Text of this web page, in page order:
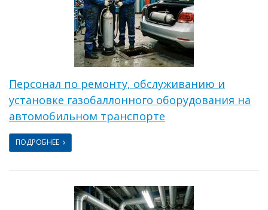
Персонал по ремонту, обслуживанию и
установке газобаллонного оборудования на
автомобильном транспорте
ПОДРОБНЕЕ